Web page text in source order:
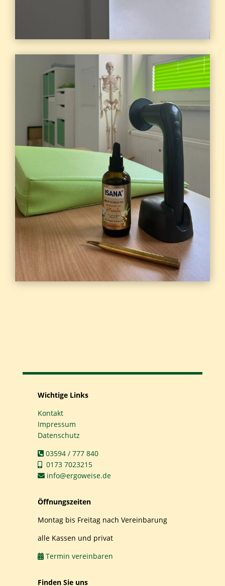
Wichtige Links
Kontakt
Impressum
Datenschutz
03594 / 777 840
0173 7023215
info@ergoweise.de
Öffnungszeiten
Montag bis Freitag nach Vereinbarung
alle Kassen und privat
Termin vereinbaren
Finden Sie uns